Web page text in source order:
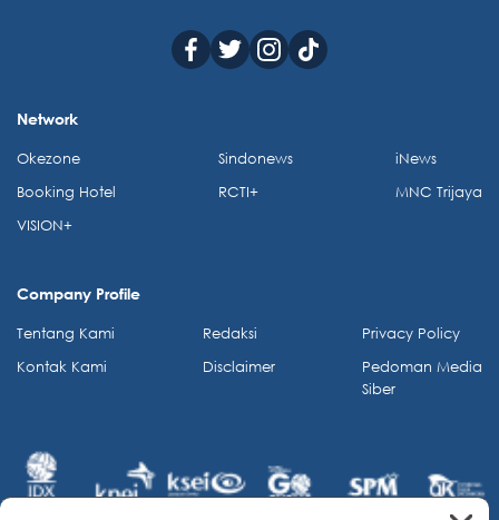
Network
Okezone
Booking Hotel
VISION+
Sindonews
RCTI+
iNews
MNC Trijaya
Company Profile
Tentang Kami
Kontak Kami
Redaksi
Disclaimer
Privacy Policy
Pedoman Media
Siber